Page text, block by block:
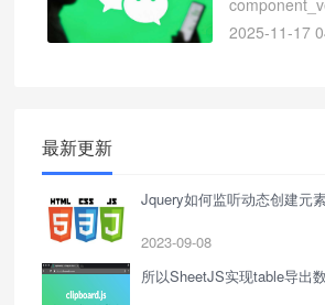
以及修改缓
2025-11-17
最新更新
Jquery如何监听动态创建元
2023-09-08
所以SheetJS实现table导出